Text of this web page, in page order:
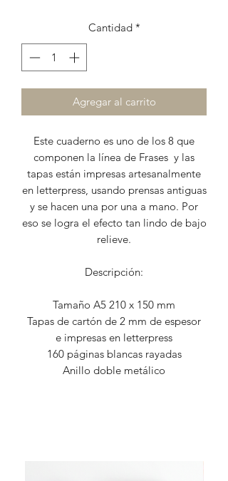
Cantidad *
Agregar al carrito
Este cuaderno es uno de los 8 que
componen la línea de Frases y las
tapas están impresas artesanalmente
en letterpress, usando prensas antiguas
y se hacen una por una a mano. Por
eso se logra el efecto tan lindo de bajo
relieve.
Descripción:
Tamaño A5 210 x 150 mm
Tapas de cartón de 2 mm de espesor
e impresas en letterpress
160 páginas blancas rayadas
Anillo doble metálico